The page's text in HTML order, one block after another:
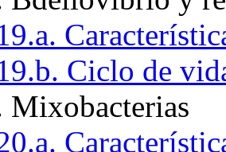
Ciclo de
Mixobacterias